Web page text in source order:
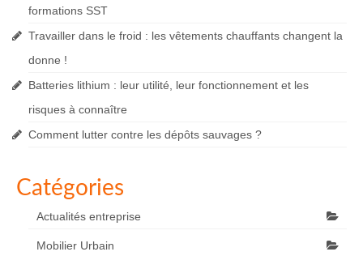
formations SST
Travailler dans le froid : les vêtements chauffants changent la
donne !
Batteries lithium : leur utilité, leur fonctionnement et les
risques à connaître
Comment lutter contre les dépôts sauvages ?
Catégories
Actualités entreprise
Mobilier Urbain